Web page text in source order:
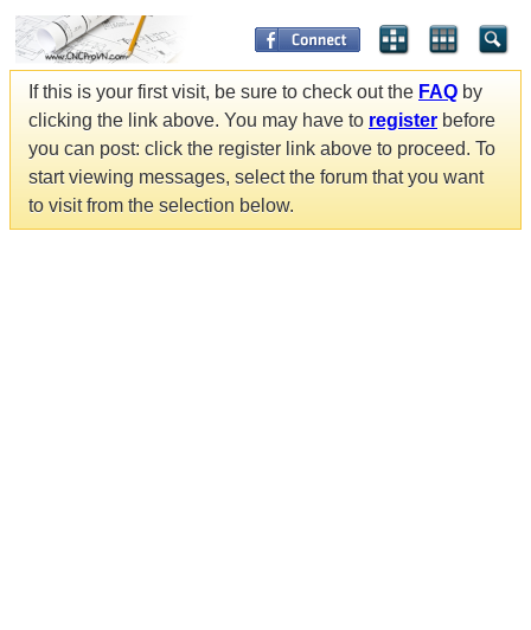
If this is your first visit, be sure to check out the FAQ by
clicking the link above. You may have to register before
you can post: click the register link above to proceed. To
start viewing messages, select the forum that you want
to visit from the selection below.